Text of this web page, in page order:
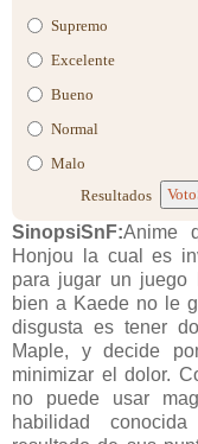
Supremo
Excelente
Bueno
Normal
Malo
Resultados
SinopsiSnF:Anime
Honjou la cual es
para jugar un juego
bien a Kaede no le
disgusta es tener
Maple, y decide
minimizar el dolor.
no puede usar
habilidad